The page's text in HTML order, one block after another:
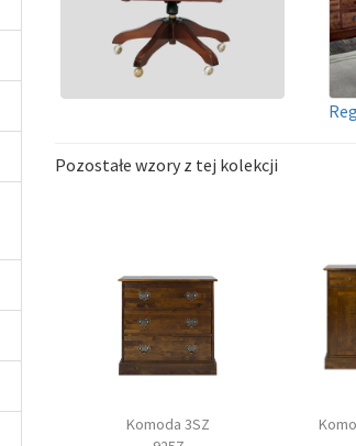
Pozostałe wzory z tej kolekcji
Komoda 3SZ